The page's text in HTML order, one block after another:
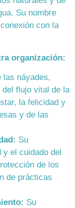
Su nombre
con la
organización:
las náyades,
flujo vital de la
la felicidad y
y de las
Su
el cuidado del
de los
de prácticas
Su